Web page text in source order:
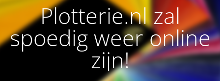
Plotterie.nl zal
spoedig weer online
zijn!